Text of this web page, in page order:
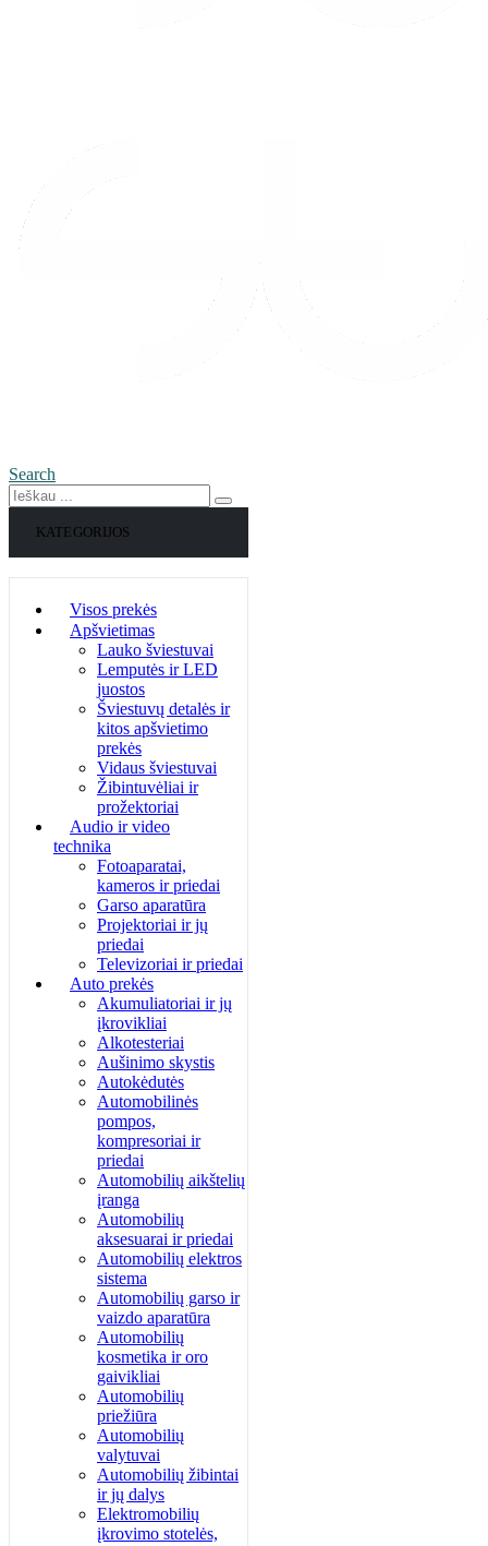
Search
KATEGORIJOS
Visos prekės
Apšvietimas
Lauko šviestuvai
Lemputės ir LED
juostos
Šviestuvų detalės ir
kitos apšvietimo
prekės
Vidaus šviestuvai
Žibintuvėliai ir
prožektoriai
Audio ir video
technika
Fotoaparatai,
kameros ir priedai
Garso aparatūra
Projektoriai ir jų
priedai
Televizoriai ir priedai
Auto prekės
Akumuliatoriai ir jų
įkrovikliai
Alkotesteriai
Aušinimo skystis
Autokėdutės
Automobilinės
pompos,
kompresoriai ir
priedai
Automobilių aikštelių
įranga
Automobilių
aksesuarai ir priedai
Automobilių elektros
sistema
Automobilių garso ir
vaizdo aparatūra
Automobilių
kosmetika ir oro
gaivikliai
Automobilių
priežiūra
Automobilių
valytuvai
Automobilių žibintai
ir jų dalys
Elektromobilių
įkrovimo stotelės,